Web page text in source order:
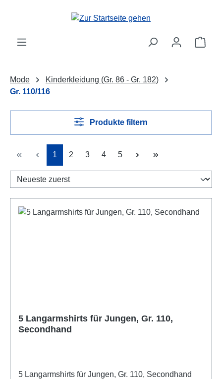
Zum Hauptinhalt springen
Mode
Kinderkleidung (Gr. 86 - Gr. 182)
Gr. 110/116
Produkte filtern
Seite
1 Seite
2 Seite
3 Seite
4 Seite
5
5 Langarmshirts für Jungen, Gr. 110,
Secondhand
5 Langarmshirts für Jungen, Gr. 110, Secondhand